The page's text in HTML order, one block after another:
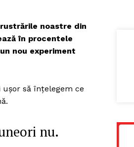
noastre din
în procentele
nou experiment
să înțelegem ce
nu.